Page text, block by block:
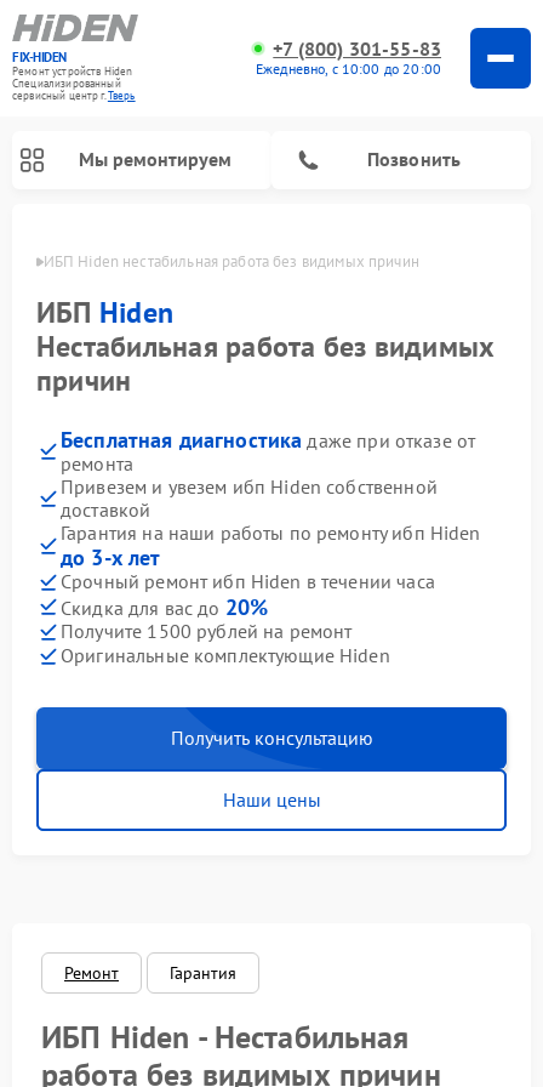
FIX-HIDEN
Ремонт устройств Hiden
Специализированный
cервисный центр г.Тверь
+7 (800) 301-55-83
Ежедневно, с 10:00 до 20:00
Мы ремонтируем Позвонить
ИБП Hiden нестабильная работа без видимых причин
ИБП Hiden
Нестабильная работа без видимых
причин
Бесплатная диагностика даже при отказе от
ремонта
Привезем и увезем ибп Hiden собственной
доставкой
Гарантия на наши работы по ремонту ибп Hiden
до 3-х лет
Срочный ремонт ибп Hiden в течении часа
Скидка для вас до 20%
Получите 1500 рублей на ремонт
Оригинальные комплектующие Hiden
Получить консультацию
Наши цены
Ремонт Гарантия
ИБП Hiden - Нестабильная
работа без видимых причин